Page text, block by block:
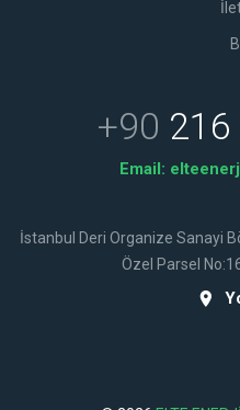
+90
Email:
İstanbul Deri Organize Sanayi
Özel Parsel